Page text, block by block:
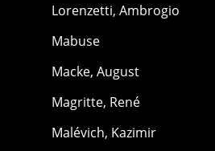
Lorenzetti, Ambrogio
Mabuse
Macke, August
Magritte, René
Malévich, Kazimir